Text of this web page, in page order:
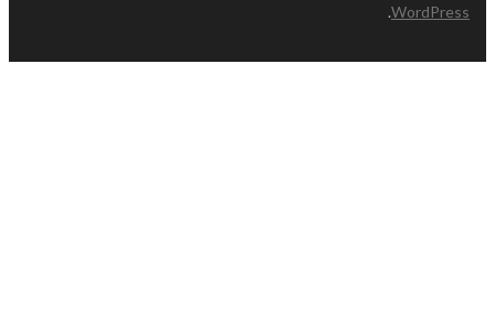
WordPress
.